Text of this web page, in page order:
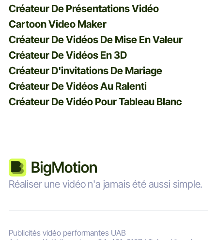
Créateur De Présentations Vidéo
Cartoon Video Maker
Créateur De Vidéos De Mise En Valeur
Créateur De Vidéos En 3D
Créateur D'invitations De Mariage
Créateur De Vidéos Au Ralenti
Créateur De Vidéo Pour Tableau Blanc
Réaliser une vidéo n'a jamais été aussi simple.
Publicités vidéo performantes UAB